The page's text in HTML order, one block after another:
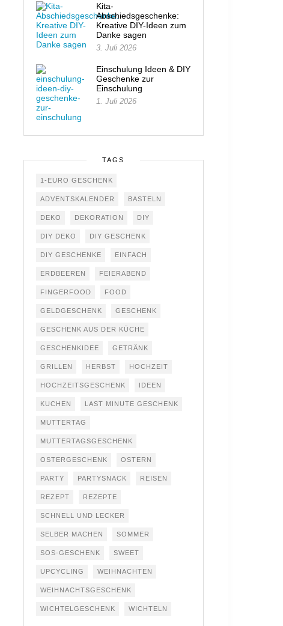
Kita-
Abschiedsgeschenke:
Kreative DIY-Ideen zum
Danke sagen
3. Juli 2026
Einschulung Ideen & DIY
Geschenke zur
Einschulung
1. Juli 2026
TAGS
1-EURO GESCHENK
ADVENTSKALENDER BASTELN
DEKO DEKORATION DIY
DIY DEKO DIY GESCHENK
DIY GESCHENKE EINFACH
ERDBEEREN FEIERABEND
FINGERFOOD FOOD
GELDGESCHENK GESCHENK
GESCHENK AUS DER KÜCHE
GESCHENKIDEE GETRÄNK
GRILLEN HERBST HOCHZEIT
HOCHZEITSGESCHENK IDEEN
KUCHEN LAST MINUTE GESCHENK
MUTTERTAG
MUTTERTAGSGESCHENK
OSTERGESCHENK OSTERN
PARTY PARTYSNACK REISEN
REZEPT REZEPTE
SCHNELL UND LECKER
SELBER MACHEN SOMMER
SOS-GESCHENK SWEET
UPCYCLING WEIHNACHTEN
WEIHNACHTSGESCHENK
WICHTELGESCHENK WICHTELN